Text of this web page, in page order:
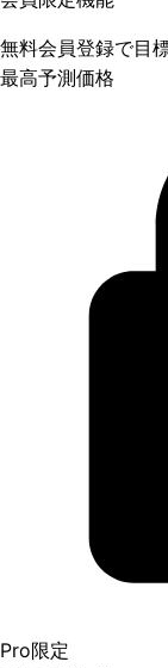
無料会員登録で目
最高予測価格
Pro限定